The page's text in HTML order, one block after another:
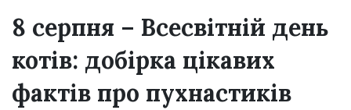
8 серпня – Всесвітній день
котів: добірка цікавих
фактів про пухнастиків